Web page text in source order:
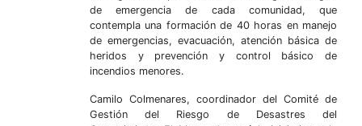
de emergencia de cada comunidad, que
contempla una formación de 40 horas en manejo
de emergencias, evacuación, atención básica de
heridos y prevención y control básico de
incendios menores.
Camilo Colmenares, coordinador del Comité de
Gestión del Riesgo de Desastres del